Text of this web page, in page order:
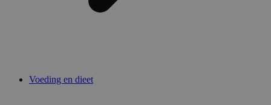
Voeding en dieet